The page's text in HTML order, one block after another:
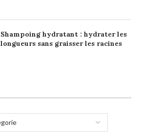
Shampoing hydratant : hydrater les
longueurs sans graisser les racines